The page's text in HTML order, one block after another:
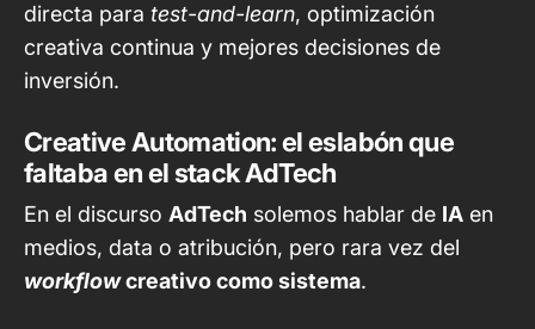
directa para test-and-learn, optimización
creativa continua y mejores decisiones de
inversión.
Creative Automation: el eslabón que
faltaba en el stack AdTech
En el discurso AdTech solemos hablar de IA en
medios, data o atribución, pero rara vez del
workflowcreativo como sistema.